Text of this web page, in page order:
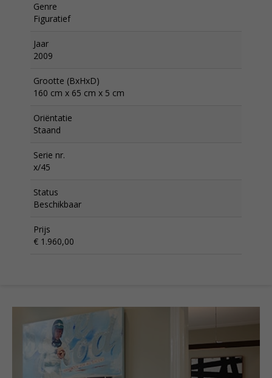
Genre
Figuratief
Jaar
2009
Grootte (BxHxD)
160 cm x 65 cm x 5 cm
Oriëntatie
Staand
Serie nr.
x/45
Status
Beschikbaar
Prijs
€ 1.960,00